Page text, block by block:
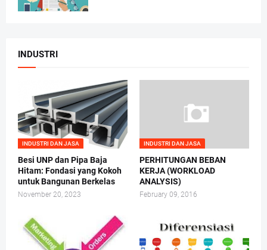
INDUSTRI
INDUSTRI DAN JASA
Besi UNP dan Pipa Baja
Hitam: Fondasi yang Kokoh
untuk Bangunan Berkelas
November 20, 2023
INDUSTRI DAN JASA
PERHITUNGAN BEBAN
KERJA (WORKLOAD
ANALYSIS)
February 09, 2016